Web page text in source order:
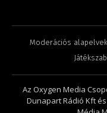
Moderációs alapelvek
Az Oxygen Media
Dunapart Rádió Kft